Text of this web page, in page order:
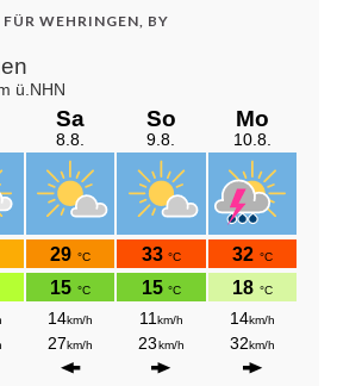
WEHRINGEN, BY